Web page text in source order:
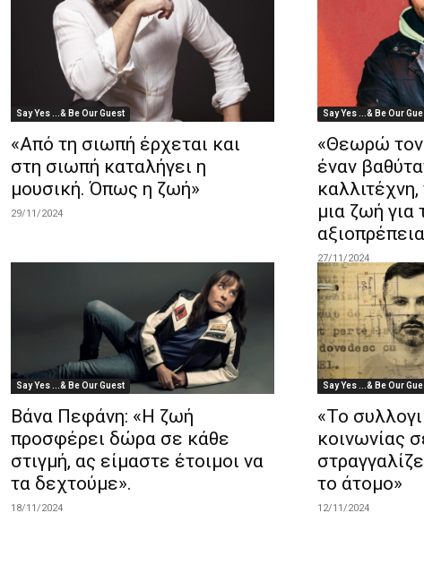
Say Yes ...& Be Our Guest
«Από τη σιωπή έρχεται και
στη σιωπή καταλήγει η
μουσική. Όπως η ζωή»
29/11/2024
Say Yes ...& Be Our
«Θεωρώ τον
έναν
μια ζωή για
27/11/2024
Say Yes ...& Be Our Guest
Βάνα Πεφάνη: «Η ζωή
προσφέρει δώρα σε κάθε
στιγμή, ας είμαστε έτοιμοι να
τα δεχτούμε».
18/11/2024
Say Yes ...& Be Our
«Το
κοινωνίας
το άτομο»
12/11/2024